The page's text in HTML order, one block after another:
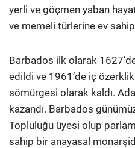
yerli ve göçmen yaban
ve memeli türlerine ev
Barbados ilk olarak
edildi ve 1961’de iç
sömürgesi olarak kaldı. Ada
kazandı. Barbados
Topluluğu üyesi olup
sahip bir anayasal